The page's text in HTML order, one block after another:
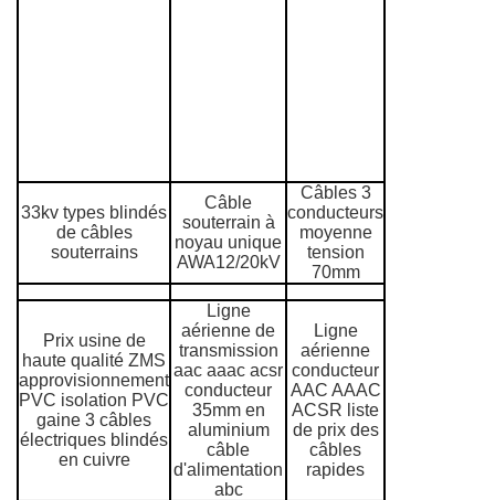
33kv types blindés
de câbles
souterrains
Câble
souterrain à
noyau unique
AWA12/20kV
Câbles 3
conducteurs
moyenne
tension
70mm
Prix usine de
haute qualité ZMS
approvisionnement
PVC isolation PVC
gaine 3 câbles
électriques blindés
en cuivre
Ligne
aérienne de
transmission
aac aaac acsr
conducteur
35mm en
aluminium
câble
d'alimentation
abc
Ligne
aérienne
conducteur
AAC AAAC
ACSR liste
de prix des
câbles
rapides